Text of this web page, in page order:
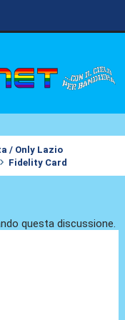
/ Only Lazio
Fidelity Card
questa discussione.